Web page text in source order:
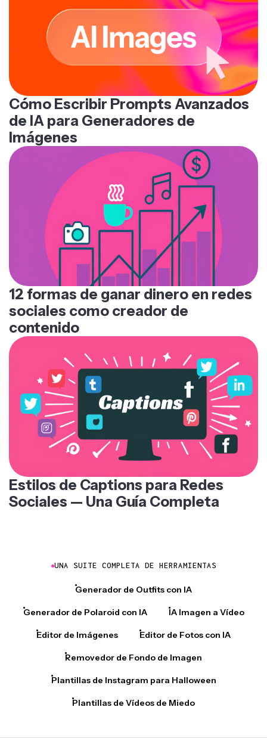
Cómo Escribir Prompts Avanzados
de IA para Generadores de
Imágenes
12 formas de ganar dinero en redes
sociales como creador de
contenido
Estilos de Captions para Redes
Sociales — Una Guía Completa
UNA SUITE COMPLETA DE HERRAMIENTAS
Generador de Outfits con IA
Generador de Polaroid con IA IA Imagen a Vídeo
Editor de Imágenes Editor de Fotos con IA
Removedor de Fondo de Imagen
Plantillas de Instagram para Halloween
Plantillas de Vídeos de Miedo